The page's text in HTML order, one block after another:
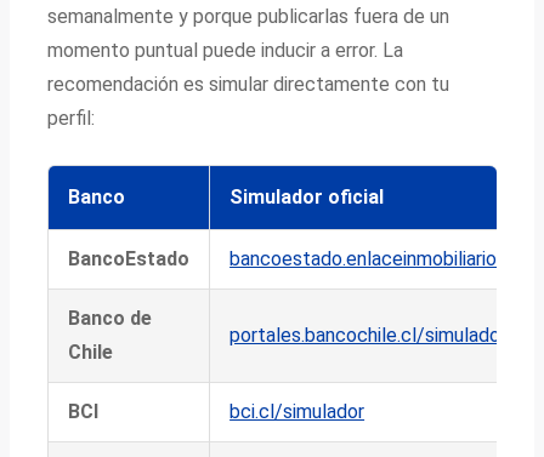
semanalmente y porque publicarlas fuera de un
momento puntual puede inducir a error. La
recomendación es simular directamente con tu
perfil:
Banco Simulador oficial
BancoEstado bancoestado.enlaceinmobiliario.cl
Banco de
Chile
portales.bancochile.cl/simulador
BCI bci.cl/simulador